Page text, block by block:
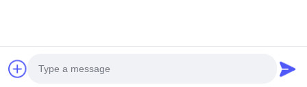
โทรหาเรา